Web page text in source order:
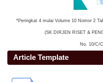
*Peringkat 4 mulai Volume 10 Nomor 2
(SK DIRJEN RISET &
No. 10/C/
Article Template